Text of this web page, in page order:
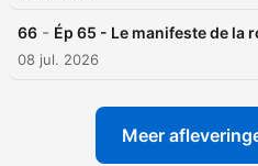
66 - Ép 65 - Le manifeste de la
08 jul. 2026
Meer